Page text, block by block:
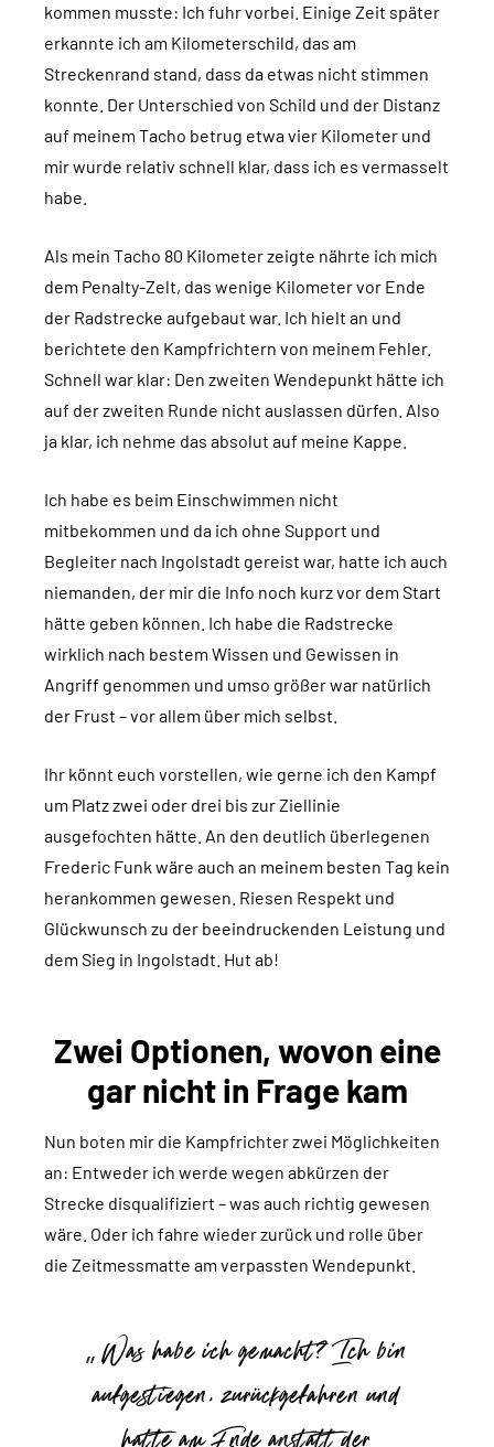
kommen musste: Ich fuhr vorbei. Einige Zeit später
erkannte ich am Kilometerschild, das am
Streckenrand stand, dass da etwas nicht stimmen
konnte. Der Unterschied von Schild und der Distanz
auf meinem Tacho betrug etwa vier Kilometer und
mir wurde relativ schnell klar, dass ich es vermasselt
habe.
Als mein Tacho 80 Kilometer zeigte nährte ich mich
dem Penalty-Zelt, das wenige Kilometer vor Ende
der Radstrecke aufgebaut war. Ich hielt an und
berichtete den Kampfrichtern von meinem Fehler.
Schnell war klar: Den zweiten Wendepunkt hätte ich
auf der zweiten Runde nicht auslassen dürfen. Also
ja klar, ich nehme das absolut auf meine Kappe.
Ich habe es beim Einschwimmen nicht
mitbekommen und da ich ohne Support und
Begleiter nach Ingolstadt gereist war, hatte ich auch
niemanden, der mir die Info noch kurz vor dem Start
hätte geben können. Ich habe die Radstrecke
wirklich nach bestem Wissen und Gewissen in
Angriff genommen und umso größer war natürlich
der Frust – vor allem über mich selbst.
Ihr könnt euch vorstellen, wie gerne ich den Kampf
um Platz zwei oder drei bis zur Ziellinie
ausgefochten hätte. An den deutlich überlegenen
Frederic Funk wäre auch an meinem besten Tag kein
herankommen gewesen. Riesen Respekt und
Glückwunsch zu der beeindruckenden Leistung und
dem Sieg in Ingolstadt. Hut ab!
Zwei Optionen, wovon eine
gar nicht in Frage kam
Nun boten mir die Kampfrichter zwei Möglichkeiten
an: Entweder ich werde wegen abkürzen der
Strecke disqualifiziert – was auch richtig gewesen
wäre. Oder ich fahre wieder zurück und rolle über
die Zeitmessmatte am verpassten Wendepunkt.
Was habe ich gemacht? Ich bin
aufgestiegen, zurückgefahren und